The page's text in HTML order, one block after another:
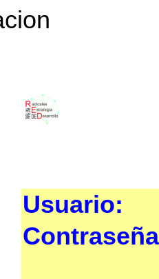
Usuario:
Contraseña